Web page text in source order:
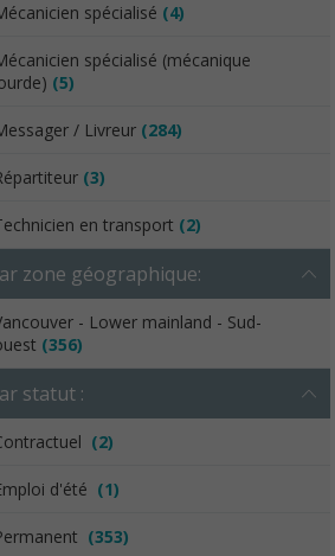
spécialisé (4)
spécialisé (mécanique
(5)
/ Livreur (284)
(3)
en transport (2)
zone géographique:
- Lower mainland - Sud-
(356)
statut :
(2)
d'été (1)
(353)